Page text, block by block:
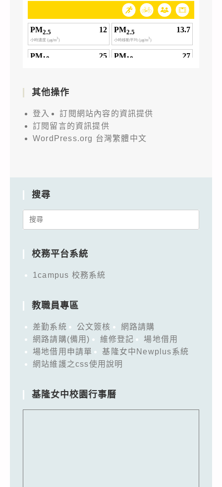
其他操作
登入
訂閱網站內容的資訊提供
訂閱留言的資訊提供
WordPress.org 台灣繁體中文
搜尋
Search
校務平台系統
1campus 校務系統
教職員專區
差勤系統 公文簽核
網路請購
網路請購(備用)
維修登記
場地借用
場地借用申請單
基隆女中Newplus系統
網站維護之css使用說明
基隆女中校園行事曆